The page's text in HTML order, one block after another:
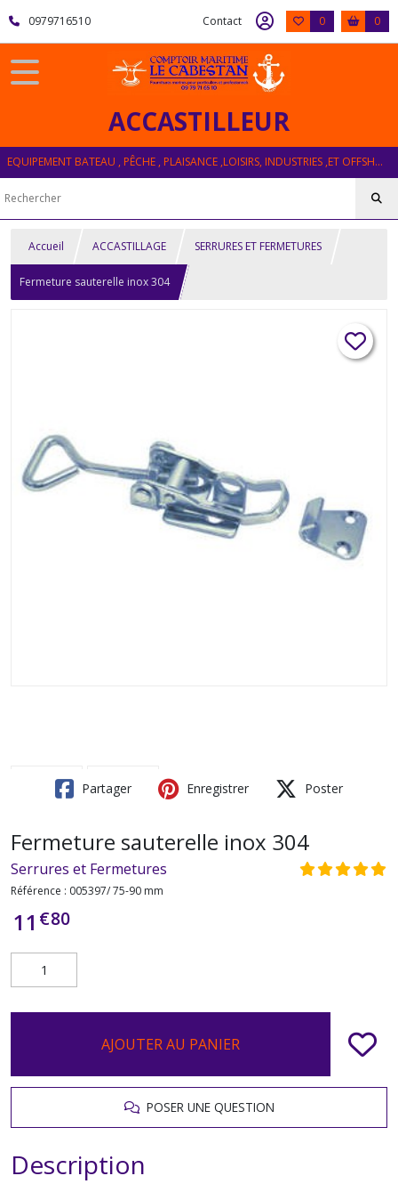
0979716510 Contact 0 0
ACCASTILLEUR
EQUIPEMENT BATEAU , PÊCHE , PLAISANCE ,LOISIRS, INDUSTRIES ,ET OFFSHORE
Accueil ACCASTILLAGE SERRURES ET FERMETURES
Fermeture sauterelle inox 304
Partager Enregistrer Poster
Fermeture sauterelle inox 304
Serrures et Fermetures
Référence : 005397/ 75-90 mm
11 €80
AJOUTER AU PANIER
POSER UNE QUESTION
Description